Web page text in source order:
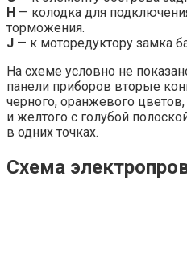
H — колодка для
торможения.
J — к моторедуктору замка
На схеме условно не
панели приборов вторые
черного, оранжевого
и желтого с голубой
в одних точках.
Схема